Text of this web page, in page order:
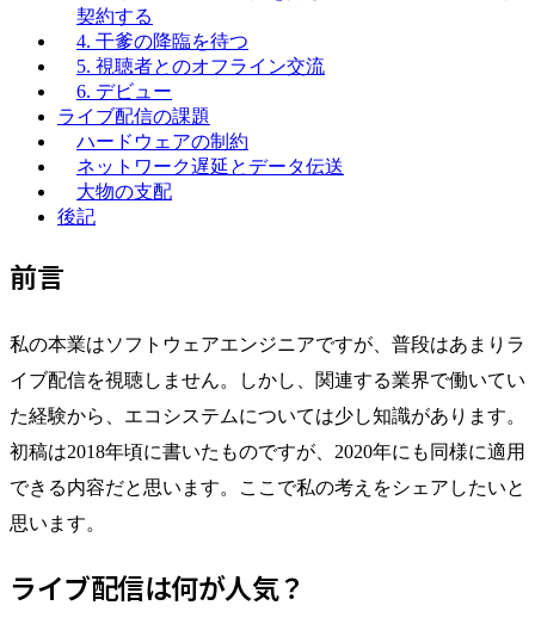
契約する
4. 干爹の降臨を待つ
5. 視聴者とのオフライン交流
6. デビュー
ライブ配信の課題
ハードウェアの制約
ネットワーク遅延とデータ伝送
大物の支配
後記
前言
私の本業はソフトウェアエンジニアですが、普段はあまりラ
イブ配信を視聴しません。しかし、関連する業界で働いてい
た経験から、エコシステムについては少し知識があります。
初稿は2018年頃に書いたものですが、2020年にも同様に適用
できる内容だと思います。ここで私の考えをシェアしたいと
思います。
ライブ配信は何が人気？